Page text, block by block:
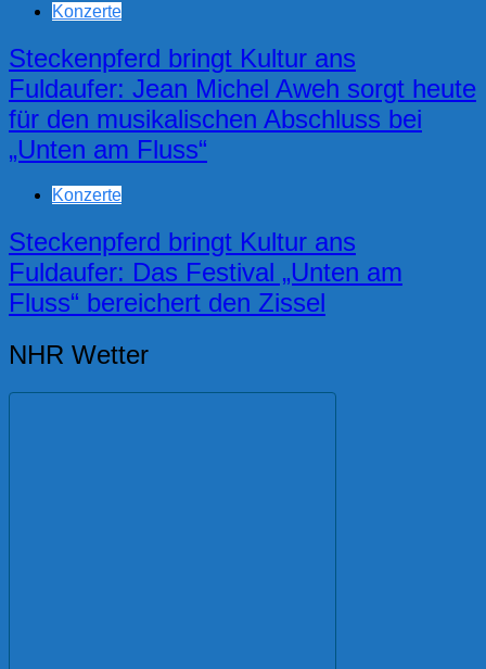
Konzerte
Steckenpferd bringt Kultur ans
Fuldaufer: Jean Michel Aweh sorgt heute
für den musikalischen Abschluss bei
„Unten am Fluss“
Konzerte
Steckenpferd bringt Kultur ans
Fuldaufer: Das Festival „Unten am
Fluss“ bereichert den Zissel
NHR Wetter